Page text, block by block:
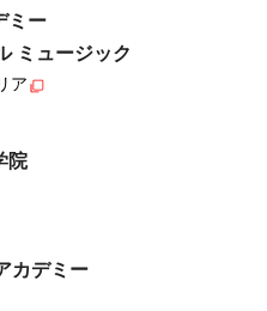
ミー
ミュージック
ア
院
カデミー